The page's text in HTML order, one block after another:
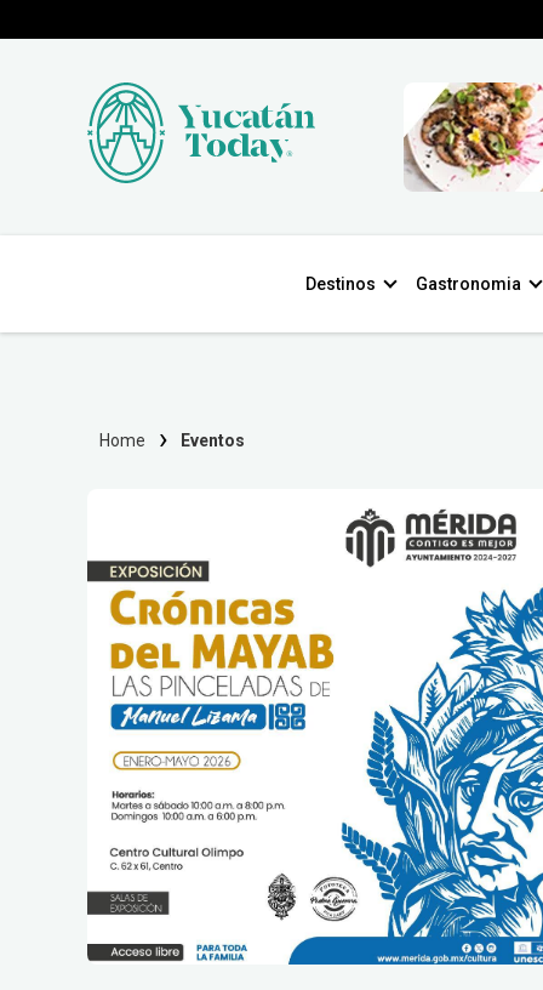
Destinos Gastronomia
Home Eventos